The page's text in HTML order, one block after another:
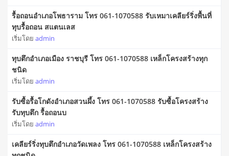
รื้อถอนอำเภอโพธาราม โทร 061-1070588 รับเหมาเคลียร์ริ่งพื้นที่
ทุบรื้อถอน สแตนเลส
เริ่มโดย admin
ทุบตึกอำเภอเมือง ราชบุรี โทร 061-1070588 เหล็กโครงสร้างทุก
ชนิด
เริ่มโดย admin
รับซื้อรื้อโกดังอำเภอสวนผึ้ง โทร 061-1070588 รับซื้อโครงสร้าง
รับทุบตึก รื้อถอนบ
เริ่มโดย admin
เคลียร์ริ่งทุบตึกอำเภอวัดเพลง โทร 061-1070588 เหล็กโครงสร้าง